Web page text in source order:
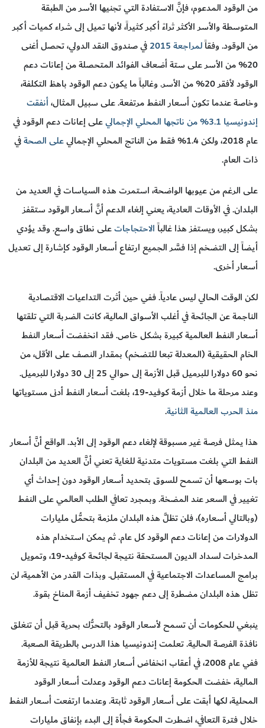
من الوقود المدعوم، فإنَّ الاستفادة التي تجنيها الأسر من الطبقة
المتوسطة والأسر الأكثر ثراءً أكبر كثيراً، لأنها تميل إلى شراء كميات أكبر
من الوقود. وفقاًلمراجعة 2015
في صندوق النقد الدولي، تحصل أغنى
20% من الأسر على ستة أضعاف الفوائد المتحصلة من إعانات دعم
الوقود لأفقر 20% من الأسر. وغالباً ما يكون دعم الوقود باهظ التكلفة،
وخاصة عندما تكون أسعار النفط مرتفعة. على سبيل المثال،أنفقت
إندونيسيا 3.1% من ناتجها المحلي الإجمالي
على إعانات دعم الوقود في
عام 2018، ولكن 1.4% فقط من الناتج المحلي الإجمالي
على الصحةفي
ذات العام.
على الرغم من عيوبها الواضحة، استمرت هذه السياسات في العديد من
البلدان. في الأوقات العادية، يعني إلغاء الدعم أنَّ أسعار الوقود ستقفز
بشكل كبير، ويستفز هذا غالباًالاحتجاجاتعلى نطاق واسع. وقد يؤدي
أيضاً إلى التضخم إذا فسَّر الجميع ارتفاع أسعار الوقود كإشارة إلى تعديل
أسعار أخرى.
لكن الوقت الحالي ليس عادياً. ففي حين أثرت التداعيات الاقتصادية
الناجمة عن الجائحة في أغلب الأسواق المالية، كانت الضربة التي تلقتها
أسعار النفط العالمية كبيرة بشكل خاص. فقد انخفضت أسعار النفط
الخام الحقيقية (المعدلة تبعا للتضخم) بمقدار النصف على الأقل، من
نحو 60 دولارا للبرميل قبل الأزمة إلى حوالي 25 إلى 30 دولارا للبرميل.
وعند مرحلة ما خلال أزمة كوفيد-19، بلغت أسعار النفط أدنى مستوياتها
منذ الحرب العالمية الثانية.
هذا يمثل فرصة غير مسبوقة لإلغاء دعم الوقود إلى الأبد. الواقع أنَّ أسعار
النفط التي بلغت مستويات متدنية للغاية تعني أنَّ العديد من البلدان
بات بوسعها أن تسمح للسوق بتحديد أسعار الوقود دون إحداث أي
تغيير في السعر عند المضخة. وبمجرد تعافي الطلب العالمي على النفط
(وبالتالي أسعاره)، فلن تظلَّ هذه البلدان ملزمة بتحمُّل مليارات
الدولارات من إعانات دعم الوقود كل عام. ثم يمكن استخدام هذه
المدخرات لسداد الديون المستحقة نتيجة لجائحة كوفيد-19، وتمويل
برامج المساعدات الاجتماعية في المستقبل. وبذات القدر من الأهمية، لن
تظل هذه البلدان مضطرة إلى دعم جهود تخفيف أزمة المناخ بقوة.
ينبغي للحكومات أن تسمح لأسعار الوقود بالتحرُّك بحرية قبل أن تنغلق
نافذة الفرصة الحالية. تعلمت إندونيسيا هذا الدرس بالطريقة الصعبة.
ففي عام 2008، في أعقاب انخفاض أسعار النفط العالمية نتيجة للأزمة
المالية، خفضت الحكومة إعانات دعم الوقود وعدلت أسعار الوقود
المحلية، لكها أبقت على أسعار الوقود ثابتة. وعندما ارتفعت أسعار النفط
خلال فترة التعافي، اضطرت الحكومة فجأة إلى البدء بإنفاق مليارات